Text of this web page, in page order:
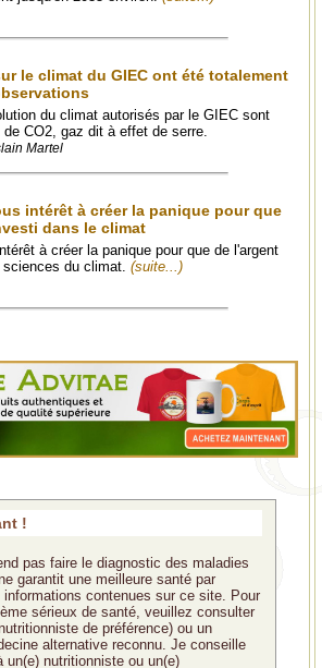
le climat du GIEC ont été totalement
du climat autorisés par le GIEC sont
CO2, gaz dit à effet de serre.
Martel
intérêt à créer la panique pour que
dans le climat
à créer la panique pour que de l'argent
du climat. (suite...)
!
pas faire le diagnostic des maladies
garantit une meilleure santé par
informations contenues sur ce site. Pour
sérieux de santé, veuillez consulter
de préférence) ou un
alternative reconnu. Je conseille
un(e) nutritionniste ou un(e)